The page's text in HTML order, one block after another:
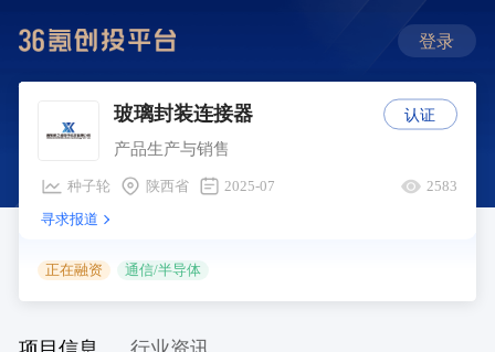
登录
玻璃封装连接器
产品生产与销售
种子轮 陕西省 2025-07 2583
寻求报道
正在融资 通信/半导体
认证